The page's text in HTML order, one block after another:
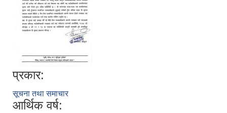
प्रकार:
सूचना तथा समाचार
आर्थिक वर्ष: